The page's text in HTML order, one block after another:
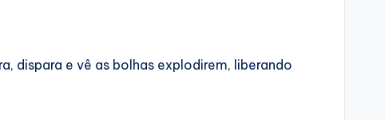
dispara e vê as bolhas explodirem, liberando